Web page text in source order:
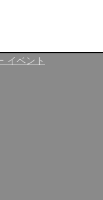
イベント